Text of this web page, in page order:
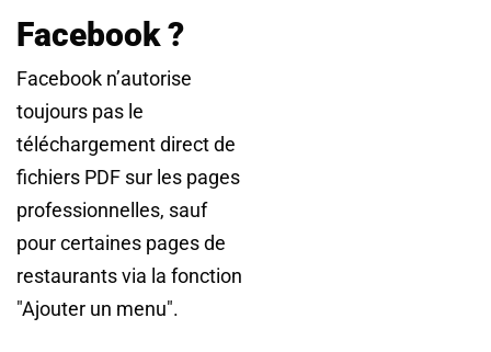
Facebook ?
Facebook n’autorise
toujours pas le
téléchargement direct de
fichiers PDF sur les pages
professionnelles, sauf
pour certaines pages de
restaurants via la fonction
"Ajouter un menu".